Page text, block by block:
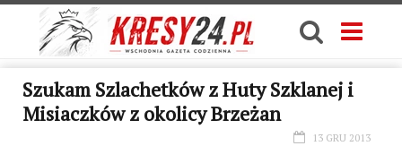
Szukam Szlachetków z Huty Szklanej i
Misiaczków z okolicy Brzeżan
13 GRU 2013